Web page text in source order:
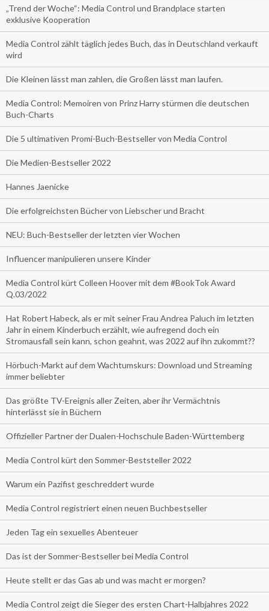
„Trend der Woche“: Media Control und Brandplace starten
exklusive Kooperation
Media Control zählt täglich jedes Buch, das in Deutschland verkauft
wird
Die Kleinen lässt man zahlen, die Großen lässt man laufen.
Media Control: Memoiren von Prinz Harry stürmen die deutschen
Buch-Charts
Die 5 ultimativen Promi-Buch-Bestseller von Media Control
Die Medien-Bestseller 2022
Hannes Jaenicke
Die erfolgreichsten Bücher von Liebscher und Bracht
NEU: Buch-Bestseller der letzten vier Wochen
Influencer manipulieren unsere Kinder
Media Control kürt Colleen Hoover mit dem #BookTok Award
Q.03/2022
Hat Robert Habeck, als er mit seiner Frau Andrea Paluch im letzten
Jahr in einem Kinderbuch erzählt, wie aufregend doch ein
Stromausfall sein kann, schon geahnt, was 2022 auf ihn zukommt??
Hörbuch-Markt auf dem Wachtumskurs: Download und Streaming
immer beliebter
Das größte TV-Ereignis aller Zeiten, aber ihr Vermächtnis
hinterlässt sie in Büchern
Offizieller Partner der Dualen-Hochschule Baden-Württemberg
Media Control kürt den Sommer-Beststeller 2022
Warum ein Pazifist geschreddert wurde
Media Control registriert einen neuen Buchbestseller
Jeden Tag ein sexuelles Abenteuer
Das ist der Sommer-Bestseller bei Media Control
Heute stellt er das Gas ab und was macht er morgen?
Media Control zeigt die Sieger des ersten Chart-Halbjahres 2022